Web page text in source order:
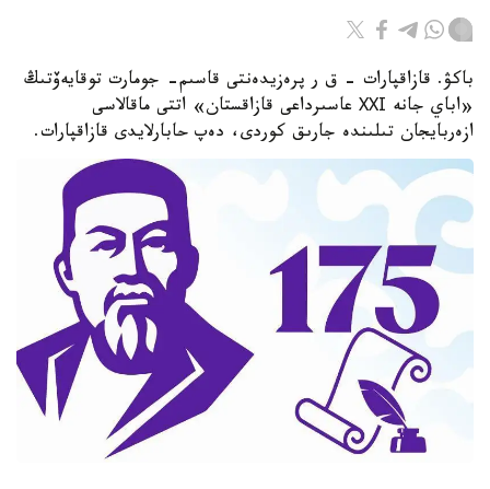
باكۋ. قازاقپارات – ق ر پرەزيدەنتى قاسىم- جومارت توقايەۆتىڭ
«اباي جانە ХХІ عاسىرداعى قازاقستان» اتتى ماقالاسى
ازەربايجان تىلىندە جارىق كوردى، دەپ حابارلايدى قازاقپارات.